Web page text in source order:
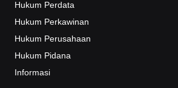
Hukum Perdata
Hukum Perkawinan
Hukum Perusahaan
Hukum Pidana
Informasi